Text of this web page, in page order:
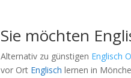
Sie möchten
Alternativ zu günstigen Englisch
vor Ort Englisch lernen in